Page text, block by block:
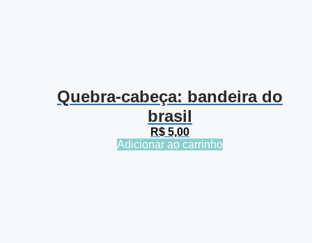
Quebra-cabeça: bandeira do
brasil
R$ 5,00
Adicionar ao carrinho